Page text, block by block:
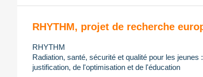
RHYTHM, projet de recherche
RHYTHM
Radiation, santé, sécurité et qualité pour les jeunes
justification, de l'optimisation et de l'éducation